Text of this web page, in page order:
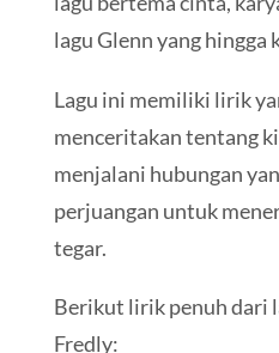
lagu Glenn yang hingga
Lagu ini memiliki lirik
menceritakan tentang
menjalani hubungan
perjuangan untuk
tegar.
Berikut lirik penuh dari
Fredly: